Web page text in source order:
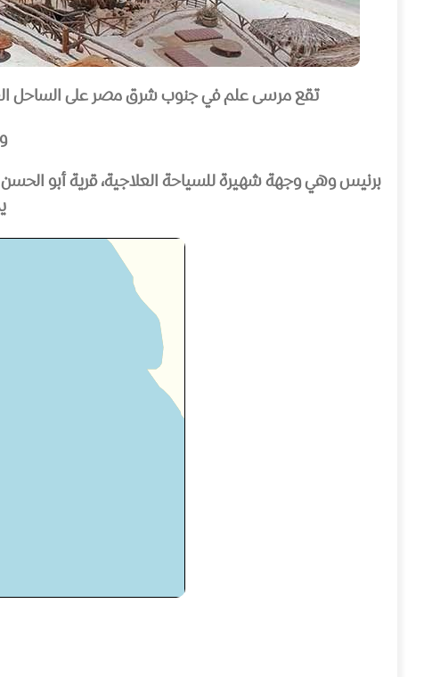
تقع مرسى علم في جنوب شرق مصر على الساحل الغربي للبحر الأحمر، وتبعد حوالي 274 كم جنوب
برنيس وهي وجهة شهيرة للسياحة العلاجية، قرية أبو